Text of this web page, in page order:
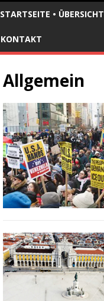
STARTSEITE • ÜBERSICHT
KONTAKT
Allgemein